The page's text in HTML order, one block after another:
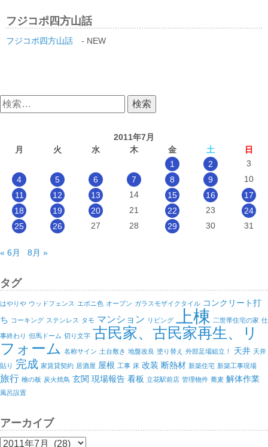
フジコポ四方山話
フジコポ四方山話 - NEW
検
索:
2011年7月
月
火 水 木 金 土
日
1
2
3
4
5 6 7 8 9
10
11
12 13 14 15 16
17
18
19 20 21 22 23
24
25
26 27 28 29 30 31
« 6月 8月 »
タグ
はやりや ウッドフェンス エボニ色 オープン ガラスモザイクタイル コンクリート打
ち コーキング ステンレス タモ マンション リビング 上棟 二世帯住宅の家 仕
事終わり 但馬ドーム 切り文字 古民家、古民家再生、リ
フォーム 名称サイン 土台敷き 地盤改良 塗り替え 外部足場組立！ 天井 天井
貼り 完成 家賃貸契約 居酒屋 屋根 工事 床 改装 断熱材 新築住宅 新築工事現場
旅行 檜の板 炭火焼鳥 玄関 現場報告 看板 立花駅前店 管理物件 蕎麦 解体作業
風呂設置
アーカイブ
ア